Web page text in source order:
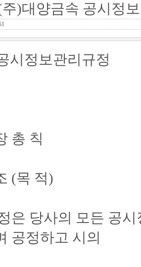
주)대양금속 공시정
시정보관리규정
총 칙
(목 적)
은 당사의 모든 공
공정하고 시의